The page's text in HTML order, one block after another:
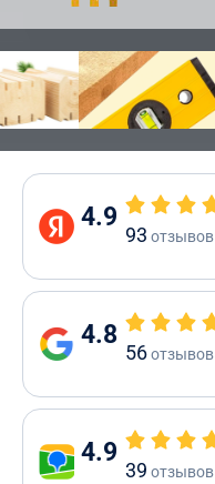
4.9
93 отзывов
4.8
56отзывов
4.9
39 отзывов